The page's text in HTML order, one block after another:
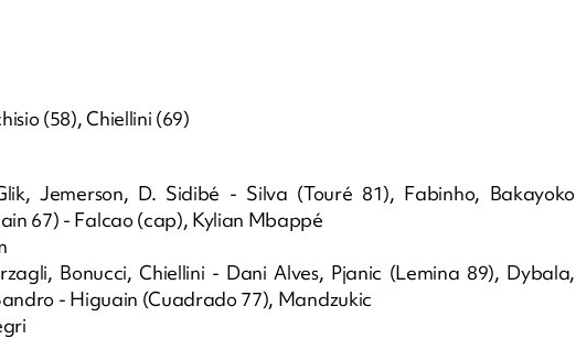
(58), Chiellini (69)
Jemerson, D. Sidibé - Silva (Touré 81), Fabinho, Bakayoko
67) - Falcao (cap), Kylian Mbappé
Bonucci, Chiellini - Dani Alves, Pjanic (Lemina 89), Dybala,
- Higuain (Cuadrado 77), Mandzukic